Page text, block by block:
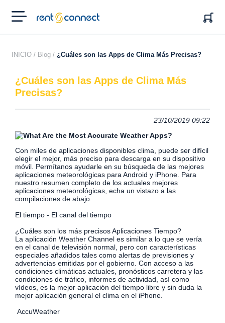
RENT'N
CONNECT
INICIO / Blog / ¿Cuáles son las Apps de Clima Más Precisas?
¿Cuáles son las Apps de Clima Más
Precisas?
23/10/2019 09:22
Con miles de aplicaciones disponibles clima, puede ser difícil
elegir el mejor, más preciso para descarga en su dispositivo
móvil. Permítanos ayudarle en su búsqueda de las mejores
aplicaciones meteorológicas para Android y iPhone. Para
nuestro resumen completo de los actuales mejores
aplicaciones meteorológicas, echa un vistazo a las
compilaciones de abajo.
El tiempo - El canal del tiempo
¿Cuáles son los más precisos Aplicaciones Tiempo?
La aplicación Weather Channel es similar a lo que se vería
en el canal de televisión normal, pero con características
especiales añadidos tales como alertas de previsiones y
advertencias emitidas por el gobierno. Con acceso a las
condiciones climáticas actuales, pronósticos carretera y las
condiciones de tráfico, informes de actividad, así como
vídeos, es la mejor aplicación del tiempo libre y sin duda la
mejor aplicación general el clima en el iPhone.
AccuWeather